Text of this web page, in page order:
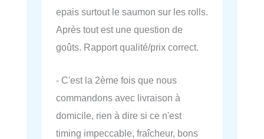
epais surtout le saumon sur les rolls.
Après tout est une question de
goûts. Rapport qualité/prix correct.
- C'est la 2ème fois que nous
commandons avec livraison à
domicile, rien à dire si ce n'est
timing impeccable, fraîcheur, bons